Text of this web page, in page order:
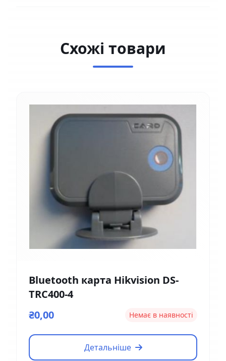
Схожі товари
Bluetooth карта Hikvision DS-
TRC400-4
₴0,00
Немає в наявності
Детальніше